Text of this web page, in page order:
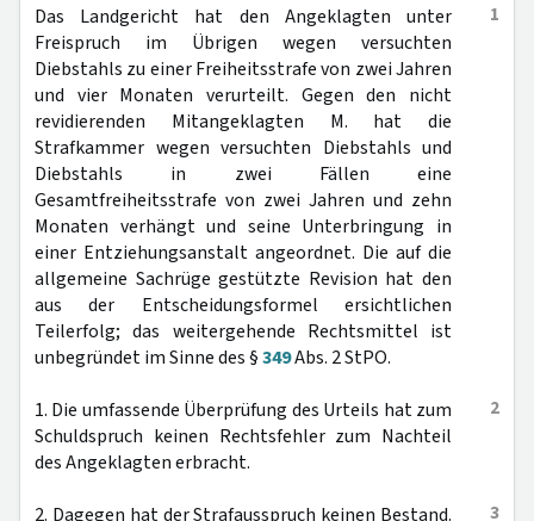
1
Das Landgericht hat den Angeklagten unter
Freispruch im Übrigen wegen versuchten
Diebstahls zu einer Freiheitsstrafe von zwei Jahren
und vier Monaten verurteilt. Gegen den nicht
revidierenden Mitangeklagten M. hat die
Strafkammer wegen versuchten Diebstahls und
Diebstahls in zwei Fällen eine
Gesamtfreiheitsstrafe von zwei Jahren und zehn
Monaten verhängt und seine Unterbringung in
einer Entziehungsanstalt angeordnet. Die auf die
allgemeine Sachrüge gestützte Revision hat den
aus der Entscheidungsformel ersichtlichen
Teilerfolg; das weitergehende Rechtsmittel ist
unbegründet im Sinne des §349Abs. 2 StPO.
2
1. Die umfassende Überprüfung des Urteils hat zum
Schuldspruch keinen Rechtsfehler zum Nachteil
des Angeklagten erbracht.
3
2. Dagegen hat der Strafausspruch keinen Bestand.